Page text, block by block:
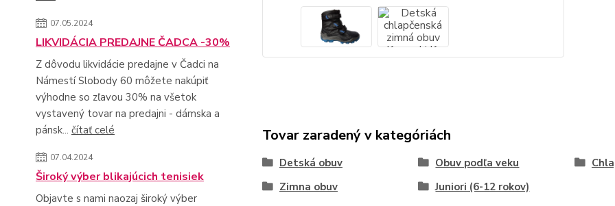
07.05.2024
LIKVIDÁCIA PREDAJNE ČADCA -30%
Z dôvodu likvidácie predajne v Čadci na
Námestí Slobody 60 môžete nakúpiť
výhodne so zľavou 30% na všetok
vystavený tovar na predajni - dámska a
pánsk... čítať celé
07.04.2024
Široký výber blikajúcich tenisiek
Objavte s nami naozaj široký výber
Tovar zaradený v kategóriách
Detská obuv Obuv podľa veku
Zimna obuv
Juniori (6-12 rokov)